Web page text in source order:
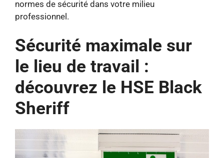
normes de sécurité dans votre milieu
professionnel.
Sécurité maximale sur
le lieu de travail :
découvrez le HSE Black
Sheriff